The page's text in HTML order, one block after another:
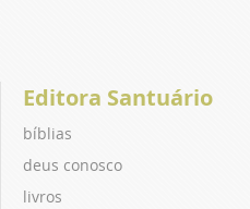
Editora Santuário
bíblias
deus conosco
livros